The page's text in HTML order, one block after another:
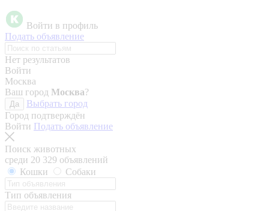
Войти в профиль
Подать объявление
Нет результатов
Войти
Москва
Ваш город Москва?
Да
Выбрать город
Город подтверждён
Войти Подать объявление
Поиск животных
среди 20 329 объявлений
Кошки
Собаки
Тип объявления